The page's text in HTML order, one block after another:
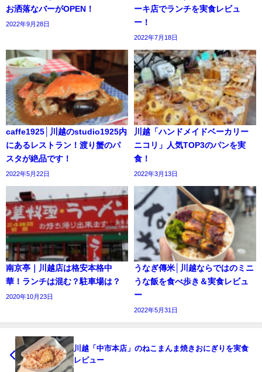
お洒落なバーがOPEN！
2022年9月28日
ーキ店でランチを実食レビュ
ー！
2022年7月18日
caffe1925│川越のstudio1925内
にあるレストラン！渡り蟹のパ
スタが絶品です！
2022年5月22日
川越「ハンドメイドベーカリー
ニコリ」人気TOP3のパンを実
食！
2022年3月13日
南京亭｜川越店は格安本格中
華！ランチは混む？駐車場は？
2020年10月23日
うなぎ傳米│川越ならではのミニ
うな飯を食べ歩き＆実食レビュ
ー
2022年5月31日
川越「中市本店」のねこまんま焼きおにぎりを実食
レビュー